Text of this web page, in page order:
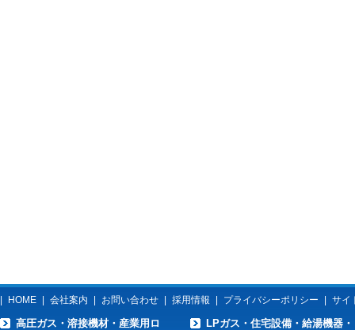
HOME 会社案内 お問い合わせ 採用情報 プライバシーポリシー サイ
高圧ガス・溶接機材・産業用ロ
LPガス・住宅設備・給湯機器・